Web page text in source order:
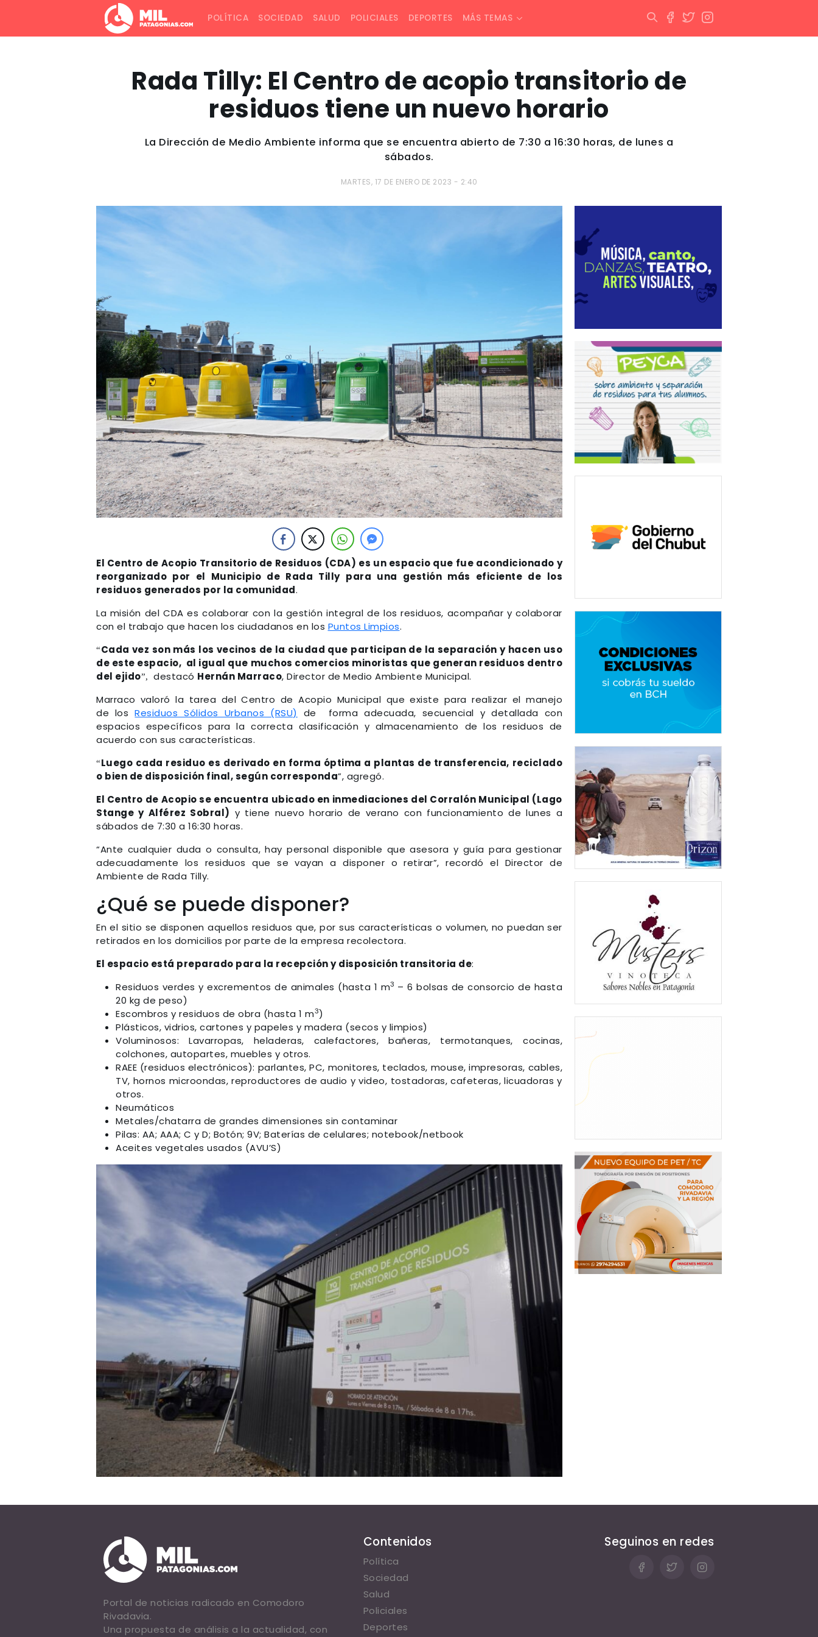
POLÍTICA SOCIEDAD SALUD POLICIALES DEPORTES MÁS TEMAS
Rada Tilly: El Centro de acopio transitorio de
residuos tiene un nuevo horario
La Dirección de Medio Ambiente informa que se encuentra abierto de 7:30 a 16:30 horas, de lunes a
sábados.
MARTES, 17 DE ENERO DE 2023 - 2:40
El Centro de Acopio Transitorio de Residuos (CDA) es un espacio que fue acondicionado y
reorganizado por el Municipio de Rada Tilly para una gestión más eficiente de los
residuos generados por la comunidad.
La misión del CDA es colaborar con la gestión integral de los residuos, acompañar y colaborar
con el trabajo que hacen los ciudadanos en los Puntos Limpios.
“ Cada vez son más los vecinos de la ciudad que participan de la separación y hacen uso
de este espacio, al igual que muchos comercios minoristas que generan residuos dentro
del ejido”, destacó Hernán Marraco, Director de Medio Ambiente Municipal.
Marraco valoró la tarea del Centro de Acopio Municipal que existe para realizar el manejo
de losResiduos Sólidos Urbanos (RSU)
de forma adecuada, secuencial y detallada con
espacios específicos para la correcta clasificación y almacenamiento de los residuos de
acuerdo con sus características.
“ Luego cada residuo es derivado en forma óptima a plantas de transferencia, reciclado
o bien de disposición final, según corresponda”, agregó.
El Centro de Acopio se encuentra ubicado en inmediaciones del Corralón Municipal (Lago
Stange y Alférez Sobral) y tiene nuevo horario de verano con funcionamiento de lunes a
sábados de 7:30 a 16:30 horas.
“Ante cualquier duda o consulta, hay personal disponible que asesora y guía para gestionar
adecuadamente los residuos que se vayan a disponer o retirar”, recordó el Director de
Ambiente de Rada Tilly.
¿Qué se puede disponer?
En el sitio se disponen aquellos residuos que, por sus características o volumen, no puedan ser
retirados en los domicilios por parte de la empresa recolectora.
El espacio está preparado para la recepción y disposición transitoria de:
Residuos verdes y excrementos de animales (hasta 1 m3 – 6 bolsas de consorcio de hasta
20 kg de peso)
Escombros y residuos de obra (hasta 1 m3)
Plásticos, vidrios, cartones y papeles y madera (secos y limpios)
Voluminosos: Lavarropas, heladeras, calefactores, bañeras, termotanques, cocinas,
colchones, autopartes, muebles y otros.
RAEE (residuos electrónicos): parlantes, PC, monitores, teclados, mouse, impresoras, cables,
TV, hornos microondas, reproductores de audio y video, tostadoras, cafeteras, licuadoras y
otros.
Neumáticos
Metales/chatarra de grandes dimensiones sin contaminar
Pilas: AA; AAA; C y D; Botón; 9V; Baterías de celulares; notebook/netbook
Aceites vegetales usados (AVU’S)
Portal de noticias radicado en Comodoro
Rivadavia.
Una propuesta de análisis a la actualidad, con
Contenidos
Política
Sociedad
Salud
Policiales
Deportes
Seguinos en redes